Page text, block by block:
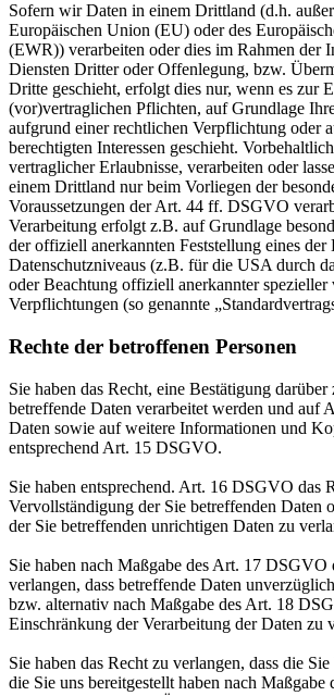
Sofern wir Daten in einem Drittland (d.h.
Europäischen Union (EU) oder des
(EWR)) verarbeiten oder dies im Rahmen der
Diensten Dritter oder Offenlegung, bzw.
Dritte geschieht, erfolgt dies nur, wenn es zur
(vor)vertraglichen Pflichten, auf Grundlage
aufgrund einer rechtlichen Verpflichtung oder
berechtigten Interessen geschieht.
vertraglicher Erlaubnisse, verarbeiten oder
einem Drittland nur beim Vorliegen der
Voraussetzungen der Art. 44 ff. DSGVO
Verarbeitung erfolgt z.B. auf Grundlage
der offiziell anerkannten Feststellung eines der
Datenschutzniveaus (z.B. für die USA durch
oder Beachtung offiziell anerkannter spezieller
Verpflichtungen (so genannte
Rechte der betroffenen Personen
Sie haben das Recht, eine Bestätigung
betreffende Daten verarbeitet werden und auf
Daten sowie auf weitere Informationen und
entsprechend Art. 15 DSGVO.
Sie haben entsprechend. Art. 16 DSGVO das
Vervollständigung der Sie betreffenden Daten
der Sie betreffenden unrichtigen Daten zu
Sie haben nach Maßgabe des Art. 17 DSGVO
verlangen, dass betreffende Daten
bzw. alternativ nach Maßgabe des Art. 18
Einschränkung der Verarbeitung der Daten zu
Sie haben das Recht zu verlangen, dass die
die Sie uns bereitgestellt haben nach